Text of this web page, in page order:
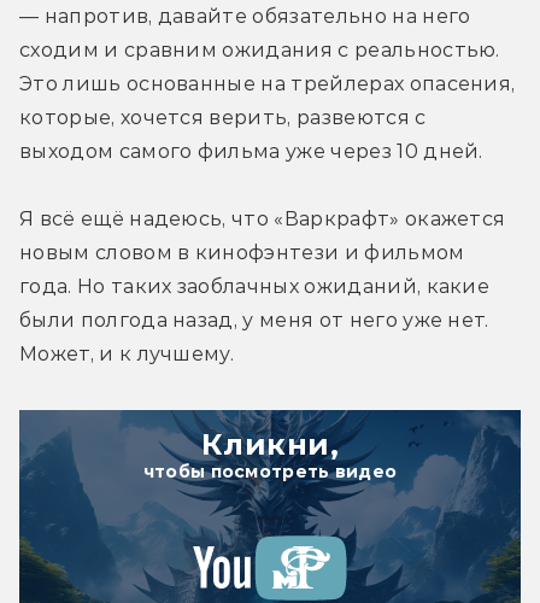
— напротив, давайте обязательно на него
сходим и сравним ожидания с реальностью.
Это лишь основанные на трейлерах опасения,
которые, хочется верить, развеются с
выходом самого фильма уже через 10 дней.
Я всё ещё надеюсь, что «Варкрафт» окажется
новым словом в кинофэнтези и фильмом
года. Но таких заоблачных ожиданий, какие
были полгода назад, у меня от него уже нет.
Может, и к лучшему.
Кликни,
чтобы посмотреть видео